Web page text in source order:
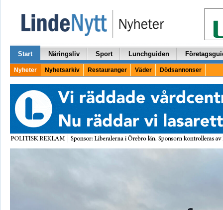
Start Näringsliv Sport Lunchguiden
Nyheter Nyhetsarkiv Restauranger Väder Dödsannonser